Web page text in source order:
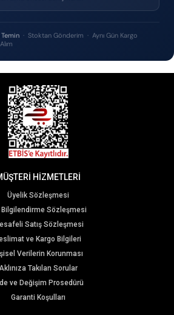
· Stoktan Gönderim · Aynı Gün Kargo
HİZMETLERİ
Üyelik Sözleşmesi
Bilgilendirme Sözleşmesi
Satış Sözleşmesi
ve Kargo Bilgileri
Verilerin Korunması
Takılan Sorular
ve Değişim Prosedürü
Garanti Koşulları